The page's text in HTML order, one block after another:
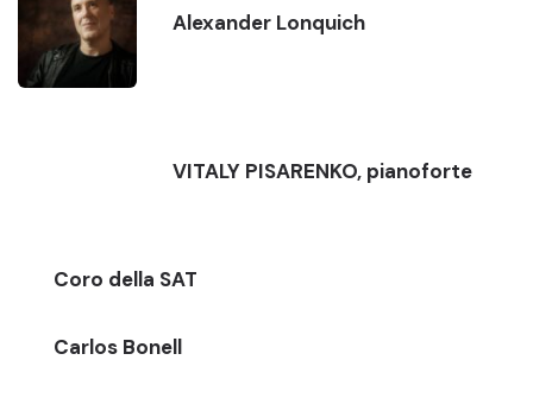
Alexander Lonquich
VITALY PISARENKO, pianoforte
Coro della SAT
Carlos Bonell